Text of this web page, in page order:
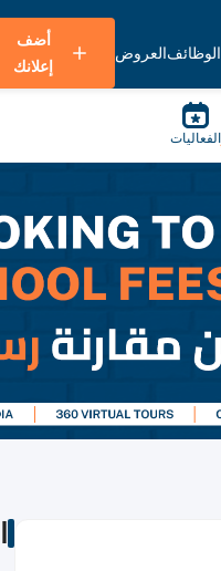
الوظائفالعروض
أضف
إعلانك
الفعاليات